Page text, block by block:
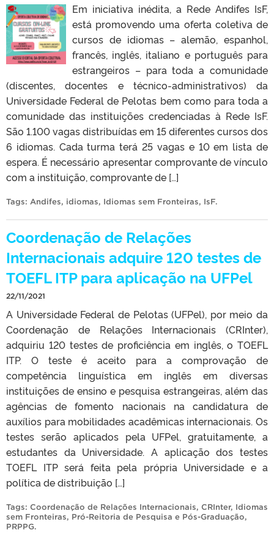
Em iniciativa inédita, a Rede Andifes IsF,
está promovendo uma oferta coletiva de
cursos de idiomas – alemão, espanhol,
francês, inglês, italiano e português para
estrangeiros – para toda a comunidade
(discentes, docentes e técnico-administrativos) da
Universidade Federal de Pelotas bem como para toda a
comunidade das instituições credenciadas à Rede IsF.
São 1.100 vagas distribuídas em 15 diferentes cursos dos
6 idiomas. Cada turma terá 25 vagas e 10 em lista de
espera. É necessário apresentar comprovante de vínculo
com a instituição, comprovante de […]
Tags: Andifes, idiomas, Idiomas sem Fronteiras, IsF.
Coordenação de Relações
Internacionais adquire 120 testes de
TOEFL ITP para aplicação na UFPel
22/11/2021
A Universidade Federal de Pelotas (UFPel), por meio da
Coordenação de Relações Internacionais (CRInter),
adquiriu 120 testes de proficiência em inglês, o TOEFL
ITP. O teste é aceito para a comprovação de
competência linguística em inglês em diversas
instituições de ensino e pesquisa estrangeiras, além das
agências de fomento nacionais na candidatura de
auxílios para mobilidades acadêmicas internacionais. Os
testes serão aplicados pela UFPel, gratuitamente, a
estudantes da Universidade. A aplicação dos testes
TOEFL ITP será feita pela própria Universidade e a
política de distribuição […]
Tags: Coordenação de Relações Internacionais, CRInter, Idiomas
sem Fronteiras, Pró-Reitoria de Pesquisa e Pós-Graduação,
PRPPG.